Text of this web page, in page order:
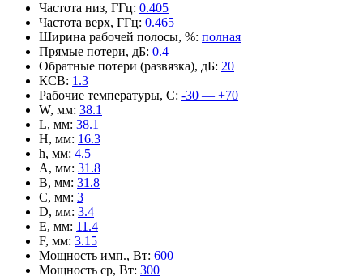
Частота низ, ГГц: 0.405
Частота верх, ГГц: 0.465
Ширина рабочей полосы, %: полная
Прямые потери, дБ: 0.4
Обратные потери (развязка), дБ: 20
КСВ: 1.3
Рабочие температуры, С: -30 — +70
W, мм: 38.1
L, мм: 38.1
H, мм: 16.3
h, мм: 4.5
A, мм: 31.8
B, мм: 31.8
C, мм: 3
D, мм: 3.4
E, мм: 11.4
F, мм: 3.15
Мощность имп., Вт: 600
Мощность ср, Вт: 300